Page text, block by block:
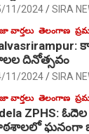
11/2024 SIRA
వార్తలు తెలంగాణ
దినోత్సవం
11/2024 SIRA
వార్తలు తెలంగాణ
ZPHS:
ఘనంగా